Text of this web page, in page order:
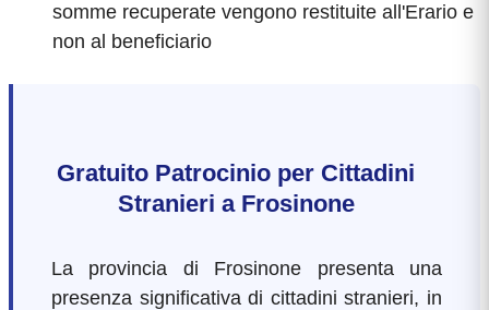
somme recuperate vengono restituite all'Erario e
non al beneficiario
Gratuito Patrocinio per Cittadini
Stranieri a Frosinone
La provincia di Frosinone presenta una
presenza significativa di cittadini stranieri, in